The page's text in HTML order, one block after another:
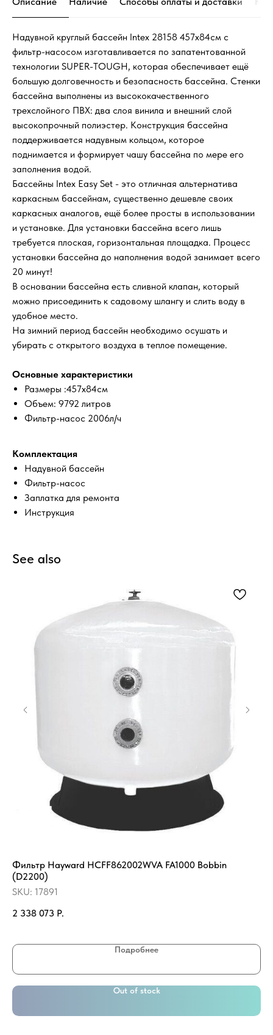
Надувной круглый бассейн Intex 28158 457х84см с
фильтр-насосом изготавливается по запатентованной
технологии SUPER-TOUGH, которая обеспечивает ещё
большую долговечность и безопасность бассейна. Стенки
бассейна выполнены из высококачественного
трехслойного ПВХ: два слоя винила и внешний слой
высокопрочный полиэстер. Конструкция бассейна
поддерживается надувным кольцом, которое
поднимается и формирует чашу бассейна по мере его
заполнения водой.
Бассейны Intex Easy Set - это отличная альтернатива
каркасным бассейнам, существенно дешевле своих
каркасных аналогов, ещё более просты в использовании
и установке. Для установки бассейна всего лишь
требуется плоская, горизонтальная площадка. Процесс
установки бассейна до наполнения водой занимает всего
20 минут!
В основании бассейна есть сливной клапан, который
можно присоединить к садовому шлангу и слить воду в
удобное место.
На зимний период бассейн необходимо осушать и
убирать с открытого воздуха в теплое помещение.
Основные характеристики
Размеры :457х84см
Объем: 9792 литров
Фильтр-насос 2006л/ч
Комплектация
Надувной бассейн
Фильтр-насос
Заплатка для ремонта
Инструкция
See also
Фильтр Hayward HCFF862002WVA FA1000 Bobbin
(D2200)
SKU: 17891
2 338 073 Р.
Подробнее
Out of stock